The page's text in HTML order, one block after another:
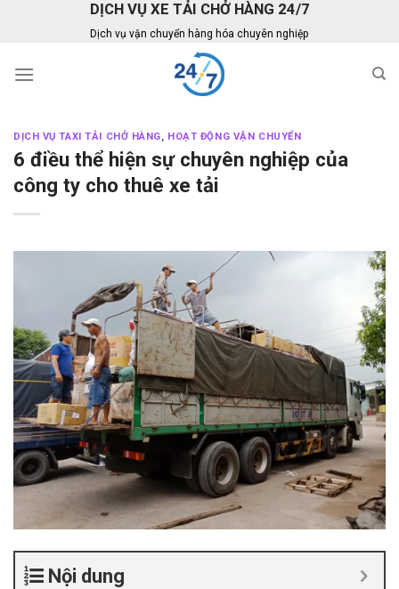
DỊCH VỤ XE TẢI CHỞ HÀNG 24/7
Dịch vụ vận chuyển hàng hóa chuyên nghiệp
DỊCH VỤ TAXI TẢI CHỞ HÀNG, HOẠT ĐỘNG VẬN CHUYỂN
6 điều thể hiện sự chuyên nghiệp của
công ty cho thuê xe tải
Nội dung